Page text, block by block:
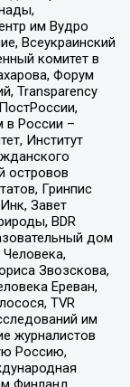
им Вудро
Всеукраинский
комитет в
Форум
Transparеncy
в России –
Институт
островов
Гринпис
Завет
BDR
дом
Звозскова,
Ереван,
TVR
им
журналистов
Россию,